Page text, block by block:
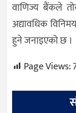
वाणिज्य बैंकले
अद्यावधिक
हुने जनाइएको छ ।
Page Views: